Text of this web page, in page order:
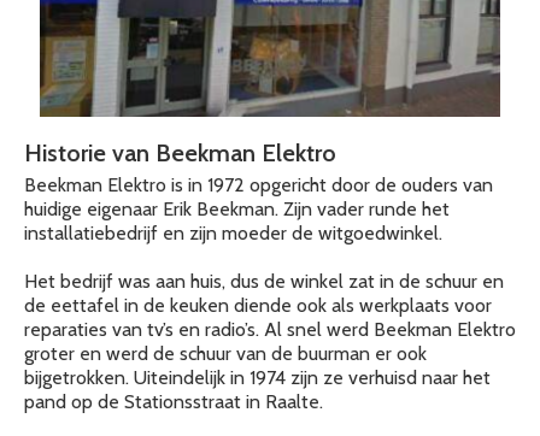
Historie van Beekman Elektro
Beekman Elektro is in 1972 opgericht door de ouders van
huidige eigenaar Erik Beekman. Zijn vader runde het
installatiebedrijf en zijn moeder de witgoedwinkel.
Het bedrijf was aan huis, dus de winkel zat in de schuur en
de eettafel in de keuken diende ook als werkplaats voor
reparaties van tv’s en radio’s. Al snel werd Beekman Elektro
groter en werd de schuur van de buurman er ook
bijgetrokken. Uiteindelijk in 1974 zijn ze verhuisd naar het
pand op de Stationsstraat in Raalte.